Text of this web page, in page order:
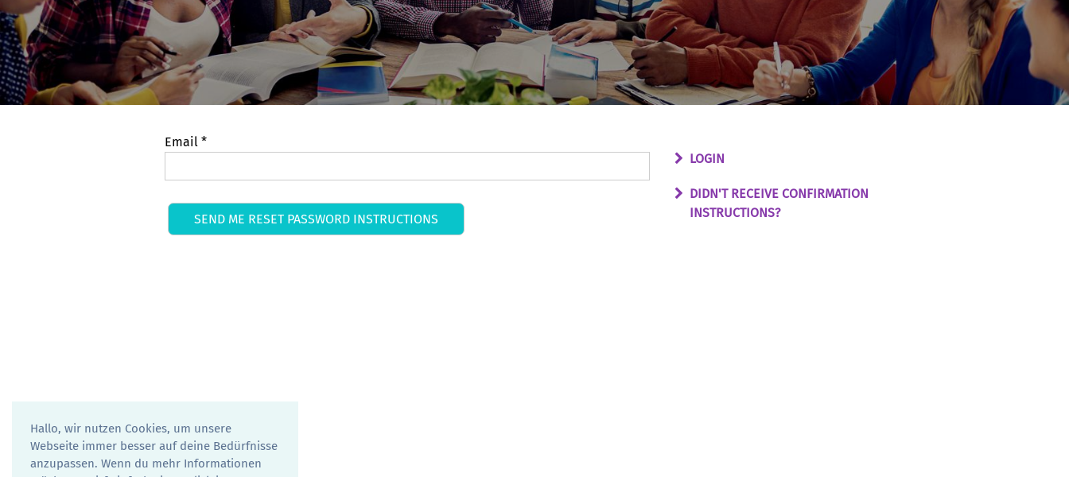
Hallo, wir nutzen Cookies, um unsere
Webseite immer besser auf deine Bedürfnisse
anzupassen. Wenn du mehr Informationen
Email *
LOGIN
DIDN'T RECEIVE CONFIRMATION
INSTRUCTIONS?